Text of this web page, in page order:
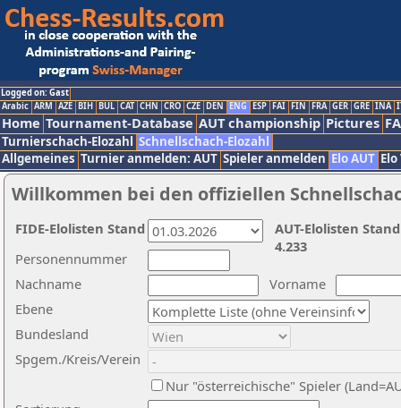
Logged on: Gast
Arabic ARM AZE BIH BUL CAT CHN CRO CZE DEN ENG ESP FAI FIN FRA GER GRE INA
Home Tournament-Database AUT championship Pictures
Turnierschach-Elozahl Schnellschach-Elozahl
Allgemeines Turnier anmelden: AUT Spieler anmelden Elo AUT
Willkommen bei den offiziellen
Nachname
Vorname
Ebene
Personennummer
Bundesland
Spgem./Kreis/Verein
Nur "österreichische" Spieler
AUT-Elolisten
4.233
FIDE-Elolisten Stand